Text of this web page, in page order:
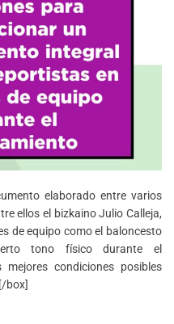
elaborado entre varios
ellos el bizkaino Julio Calleja,
de equipo como el baloncesto
tono físico durante el
condiciones posibles
box]